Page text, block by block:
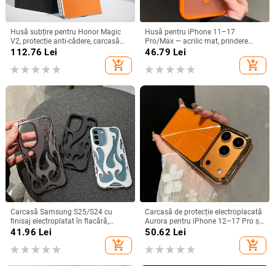
Husă subțire pentru Honor Magic
V2, protecție anti-cădere, carcasă
dură pentru ecran pliabil, finisaj PU
112.76 Lei
add_shopping_cart
Husă pentru iPhone 11–17
Pro/Max — acrilic mat, prindere
magnetică, protecție anti-cadere,
46.79 Lei
add_shopping_cart
Carcasă Samsung S25/S24 cu
finisaj electroplatat în flacără,
design decupat, compatibilă cu
41.96 Lei
add_shopping_cart
Carcasă de protecție electroplacată
Aurora pentru iPhone 12–17 Pro și
Pro Max, acoperire completă, anti-
50.62 Lei
add_shopping_cart